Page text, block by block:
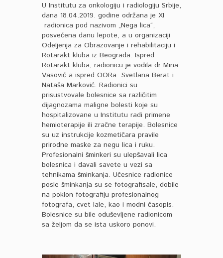
U Institutu za onkologiju i radiologiju Srbije,
dana 18.04.2019. godine održana je XI
radionica pod nazivom „Nega lica“,
posvećena danu lepote, a u organizaciji
Odeljenja za Obrazovanje i rehabilitaciju i
Rotarakt kluba iz Beograda. Ispred
Rotarakt kluba, radionicu je vodila dr Mina
Vasović a ispred OORa Svetlana Berat i
Nataša Marković. Radionici su
prisustvovale bolesnice sa različitim
dijagnozama maligne bolesti koje su
hospitalizovane u Institutu radi primene
hemioterapije ili zračne terapije. Bolesnice
su uz instrukcije kozmetičara pravile
prirodne maske za negu lica i ruku.
Profesionalni šminkeri su ulepšavali lica
bolesnica i davali savete u vezi sa
tehnikama šminkanja. Učesnice radionice
posle šminkanja su se fotografisale, dobile
na poklon fotografiju profesionalnog
fotografa, cvet lale, kao i modni časopis.
Bolesnice su bile oduševljene radionicom
sa željom da se ista uskoro ponovi.